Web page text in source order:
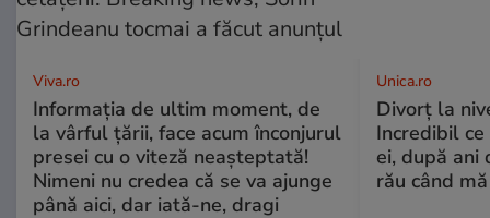
Viva.ro
Informația de ultim moment, de
la vârful țării, face acum înconjurul
presei cu o viteză neașteptată!
Nimeni nu credea că se va ajunge
până aici, dar iată-ne, dragi
Unica.ro
Divorț la
Incredibil
ei, după ani
rău când